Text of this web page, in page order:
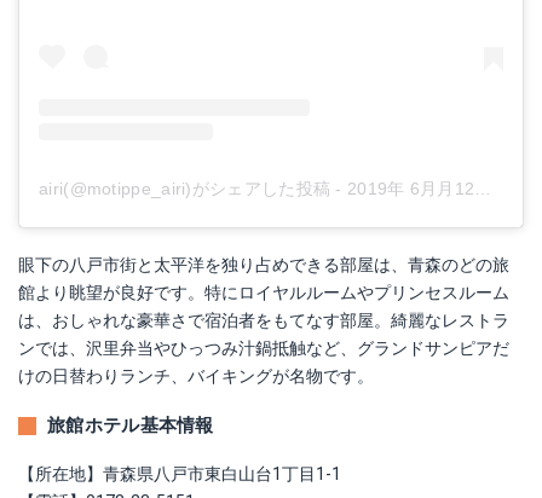
airi(@motippe_airi)がシェアした投稿 - 2019年 6月月12日午前3時38分PDT
眼下の八戸市街と太平洋を独り占めできる部屋は、青森のどの旅
館より眺望が良好です。特にロイヤルルームやプリンセスルーム
は、おしゃれな豪華さで宿泊者をもてなす部屋。綺麗なレストラ
ンでは、沢里弁当やひっつみ汁鍋抵触など、グランドサンピアだ
けの日替わりランチ、バイキングが名物です。
旅館ホテル基本情報
【所在地】青森県八戸市東白山台1丁目1‐1